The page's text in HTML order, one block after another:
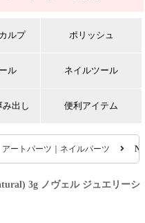
ルプ ポリッシュ
ル ネイルツール
出し 便利アイテム
アートパーツ｜ネイルパーツ
3g ノヴェル ジュエリーシ